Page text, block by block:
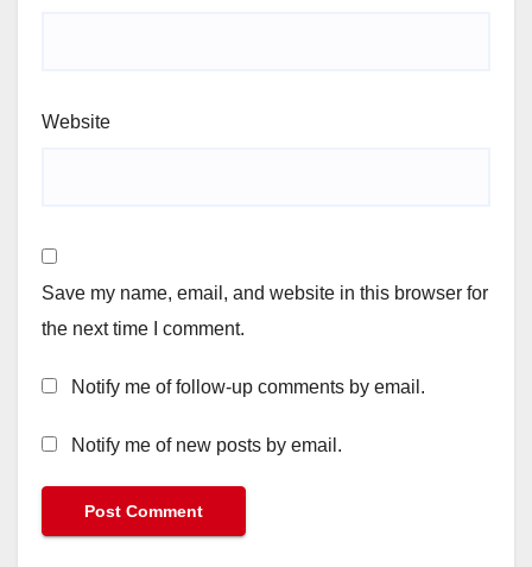
Website
Save my name, email, and website in this browser for
the next time I comment.
Notify me of follow-up comments by email.
Notify me of new posts by email.